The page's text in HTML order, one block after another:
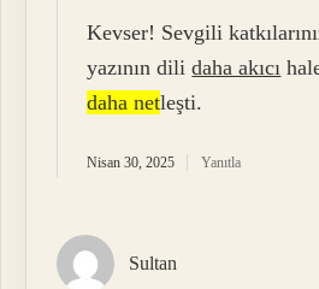
Kevser! Sevgili
yazının dilidaha akıcı
daha netleşti.
Nisan 30, 2025 Yanıtla
Sultan